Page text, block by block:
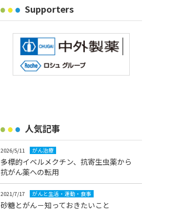
Supporters
人気記事
2026/5/11 がん治療
多標的イベルメクチン、抗寄生虫薬から
抗がん薬への転用
2021/7/17 がんと生活・運動・食事
砂糖とがん－知っておきたいこと